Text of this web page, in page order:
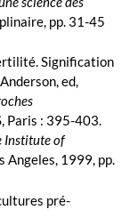
pp. 31-45
Signification
ed,
Paris : 395-403.
Institute of
Angeles, 1999, pp.
pré-